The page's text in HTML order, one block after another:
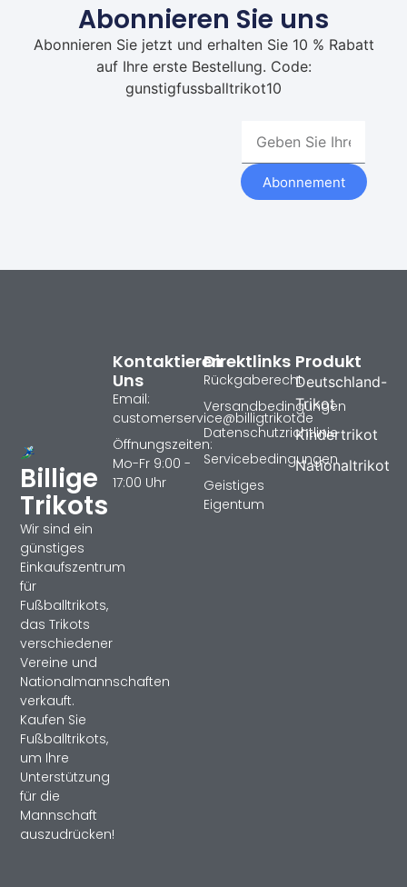
Abonnieren Sie uns
Abonnieren Sie jetzt und erhalten Sie 10 % Rabatt
auf Ihre erste Bestellung. Code:
gunstigfussballtrikot10
Abonnement
Billige
Trikots
Wir sind ein
günstiges
Einkaufszentrum
für
Fußballtrikots,
das Trikots
verschiedener
Vereine und
Nationalmannschaften
verkauft.
Kaufen Sie
Fußballtrikots,
um Ihre
Unterstützung
für die
Mannschaft
auszudrücken!
Produkt
Deutschland-
Trikot
Kindertrikot
Nationaltrikot
Direktlinks
Rückgaberecht
Versandbedingungen
Datenschutzrichtlinie
Servicebedingungen
Geistiges
Eigentum
Kontaktieren
Uns
Email:
customerservice@billigtrikotde
Öffnungszeiten:
Mo-Fr 9:00 -
17:00 Uhr